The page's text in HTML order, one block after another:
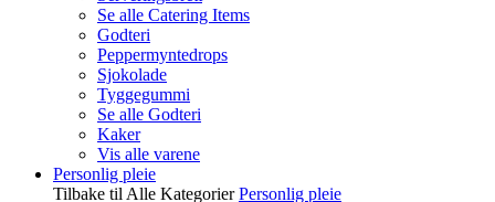
Se alle Catering Items
Godteri
Peppermyntedrops
Sjokolade
Tyggegummi
Se alle Godteri
Kaker
Vis alle varene
Personlig pleie
Tilbake til Alle Kategorier Personlig pleie